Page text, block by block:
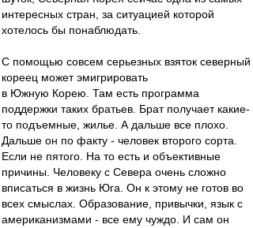
интересных стран, за ситуацией которой
хотелось бы понаблюдать.
С помощью совсем серьезных взяток северный
кореец может эмигрировать
в Южную Корею. Там есть программа
поддержки таких братьев. Брат получает какие-
то подъемные, жилье. А дальше все плохо.
Дальше он по факту - человек второго сорта.
Если не пятого. На то есть и объективные
причины. Человеку с Севера очень сложно
вписаться в жизнь Юга. Он к этому не готов во
всех смыслах. Образование, привычки, язык с
американизмами - все ему чуждо. И сам он